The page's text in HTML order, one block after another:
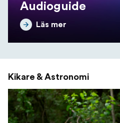
Audioguide
Läs mer
Kikare & Astronomi